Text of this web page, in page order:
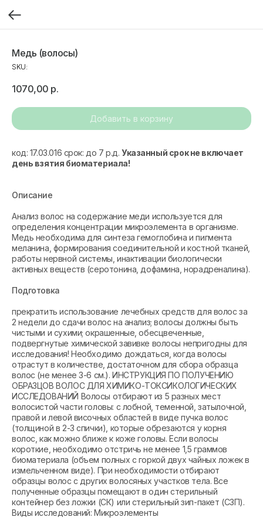
Медь (волосы)
SKU:
1070,00 р.
Добавить в корзину
код: 17.03.016 срок: до 7 р.д. Указанный срок не включает
день взятия биоматериала!
Описание
Анализ волос на содержание меди используется для
определения концентрации микроэлемента в организме.
Медь необходима для синтеза гемоглобина и пигмента
меланина, формирования соединительной и костной тканей,
работы нервной системы, инактивации биологически
активных веществ (серотонина, дофамина, норадреналина).
Подготовка
прекратить использование лечебных средств для волос за
2 недели до сдачи волос на анализ; волосы должны быть
чистыми и сухими; окрашенные, обесцвеченные,
подвергнутые химической завивке волосы непригодны для
исследования! Необходимо дождаться, когда волосы
отрастут в количестве, достаточном для сбора образца
волос (не менее 3-6 см.). ИНСТРУКЦИЯ ПО ПОЛУЧЕНИЮ
ОБРАЗЦОВ ВОЛОС ДЛЯ ХИМИКО-ТОКСИКОЛОГИЧЕСКИХ
ИССЛЕДОВАНИЙ Волосы отбирают из 5 разных мест
волосистой части головы: с лобной, теменной, затылочной,
правой и левой височных областей в виде пучка волос
(толщиной в 2-3 спички), которые обрезаются у корня
волос, как можно ближе к коже головы. Если волосы
короткие, необходимо отстричь не менее 1,5 граммов
биоматериала (объем полных с горкой двух чайных ложек в
измельченном виде). При необходимости отбирают
образцы волос с других волосяных участков тела. Все
полученные образцы помещают в один стерильный
контейнер без ложки (СК) или стерильный зип-пакет (СЗП).
Виды исследований: Микроэлементы